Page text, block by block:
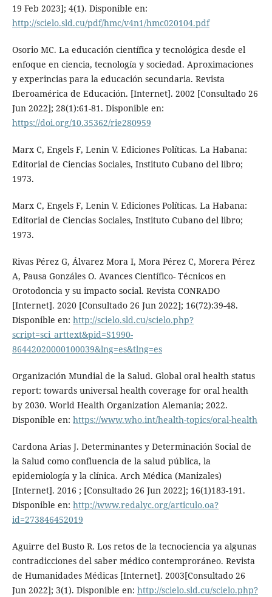
19 Feb 2023]; 4(1). Disponible en:
http://scielo.sld.cu/pdf/hmc/v4n1/hmc020104.pdf
Osorio MC. La educación científica y tecnológica desde el
enfoque en ciencia, tecnología y sociedad. Aproximaciones
y experincias para la educación secundaria. Revista
Iberoamérica de Educación. [Internet]. 2002 [Consultado 26
Jun 2022]; 28(1):61-81. Disponible en:
https://doi.org/10.35362/rie280959
Marx C, Engels F, Lenin V. Ediciones Políticas. La Habana:
Editorial de Ciencias Sociales, Instituto Cubano del libro;
1973.
Marx C, Engels F, Lenin V. Ediciones Políticas. La Habana:
Editorial de Ciencias Sociales, Instituto Cubano del libro;
1973.
Rivas Pérez G, Álvarez Mora I, Mora Pérez C, Morera Pérez
A, Pausa Gonzáles O. Avances Científico- Técnicos en
Orotodoncia y su impacto social. Revista CONRADO
[Internet]. 2020 [Consultado 26 Jun 2022]; 16(72):39-48.
Disponible en: http://scielo.sld.cu/scielo.php?
script=sci_arttext&pid=S1990-
86442020000100039&lng=es&tlng=es
Organización Mundial de la Salud. Global oral health status
report: towards universal health coverage for oral health
by 2030. World Health Organization Alemania; 2022.
Disponible en: https://www.who.int/health-topics/oral-health
Cardona Arias J. Determinantes y Determinación Social de
la Salud como confluencia de la salud pública, la
epidemiología y la clínica. Arch Médica (Manizales)
[Internet]. 2016 ; [Consultado 26 Jun 2022]; 16(1)183-191.
Disponible en: http://www.redalyc.org/articulo.oa?
id=273846452019
Aguirre del Busto R. Los retos de la tecnociencia ya algunas
contradicciones del saber médico contemproráneo. Revista
de Humanidades Médicas [Internet]. 2003[Consultado 26
Jun 2022]; 3(1). Disponible en: http://scielo.sld.cu/scielo.php?